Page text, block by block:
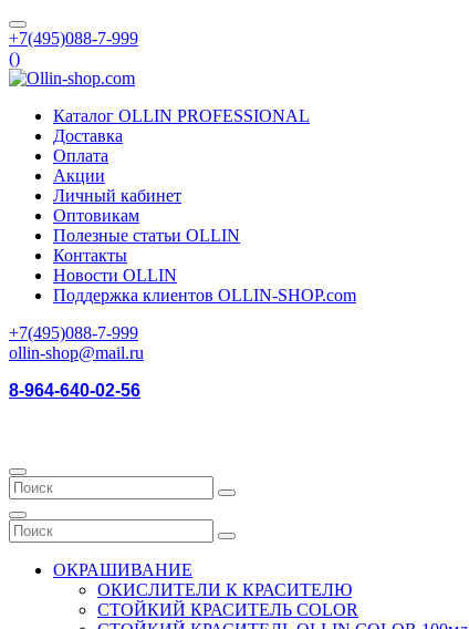
+7(495)088-7-999
()
Каталог OLLIN PROFESSIONAL
Доставка
Оплата
Акции
Личный кабинет
Оптовикам
Полезные статьи OLLIN
Контакты
Новости OLLIN
Поддержка клиентов OLLIN-SHOP.com
+7(495)088-7-999
ollin-shop@mail.ru
8-964-640-02-56
ОКРАШИВАНИЕ
ОКИСЛИТЕЛИ К КРАСИТЕЛЮ
СТОЙКИЙ КРАСИТЕЛЬ COLOR